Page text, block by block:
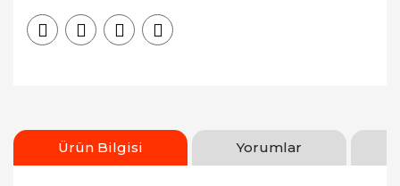
Ürün Bilgisi Yorumlar